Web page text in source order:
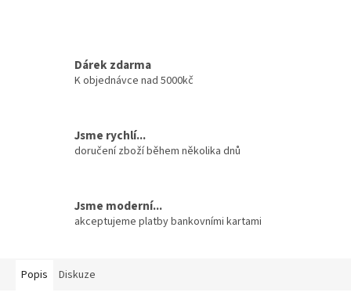
Dárek zdarma
K objednávce nad 5000kč
Jsme rychlí...
doručení zboží během několika dnů
Jsme moderní...
akceptujeme platby bankovními kartami
Popis Diskuze